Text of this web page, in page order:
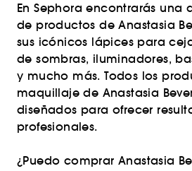
En Sephora encontrarás una
de productos de Anastasia
sus icónicos lápices para
de sombras, iluminadores,
y mucho más. Todos los
maquillaje de Anastasia
diseñados para ofrecer
profesionales.
¿Puedo comprar Anastasia